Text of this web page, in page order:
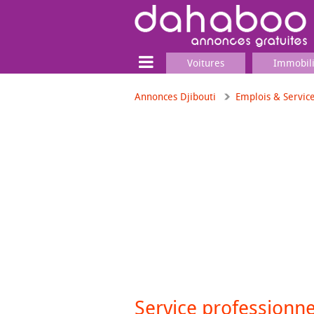
Voitures
Annonces Djibouti Emplois &
Service